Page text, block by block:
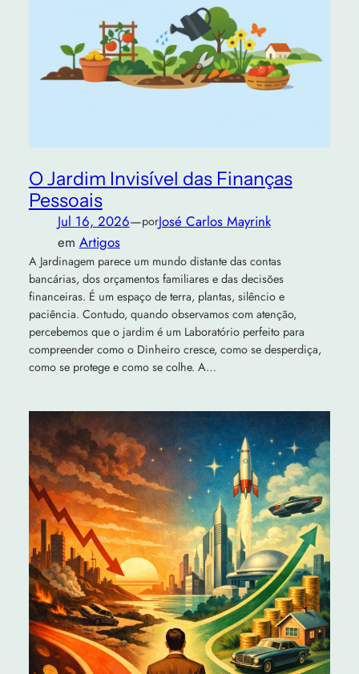
O Jardim Invisível das Finanças
Pessoais
Jul 16, 2026—porJosé Carlos Mayrink
em Artigos
A Jardinagem parece um mundo distante das contas
bancárias, dos orçamentos familiares e das decisões
financeiras. É um espaço de terra, plantas, silêncio e
paciência. Contudo, quando observamos com atenção,
percebemos que o jardim é um Laboratório perfeito para
compreender como o Dinheiro cresce, como se desperdiça,
como se protege e como se colhe. A…